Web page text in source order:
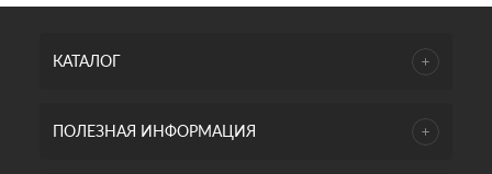
КАТАЛОГ
ПОЛЕЗНАЯ ИНФОРМАЦИЯ